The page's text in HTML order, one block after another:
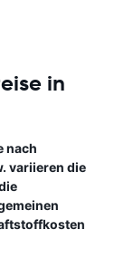
in
nach
variieren die